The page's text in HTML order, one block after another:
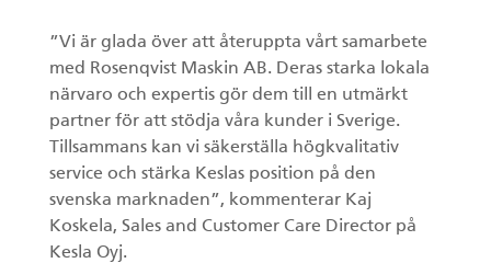
”Vi är glada över att återuppta vårt samarbete
med Rosenqvist Maskin AB. Deras starka lokala
närvaro och expertis gör dem till en utmärkt
partner för att stödja våra kunder i Sverige.
Tillsammans kan vi säkerställa högkvalitativ
service och stärka Keslas position på den
svenska marknaden”, kommenterar Kaj
Koskela, Sales and Customer Care Director på
Kesla Oyj.